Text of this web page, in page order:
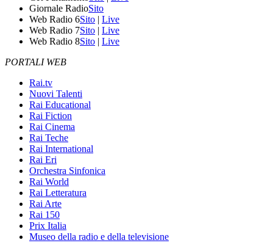
Giornale RadioSito
Web Radio 6Sito | Live
Web Radio 7Sito | Live
Web Radio 8Sito | Live
PORTALI WEB
Rai.tv
Nuovi Talenti
Rai Educational
Rai Fiction
Rai Cinema
Rai Teche
Rai International
Rai Eri
Orchestra Sinfonica
Rai World
Rai Letteratura
Rai Arte
Rai 150
Prix Italia
Museo della radio e della televisione